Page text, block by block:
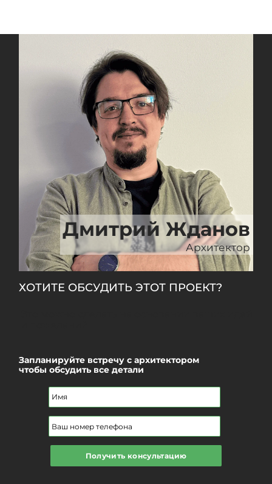
ХОТИТЕ ОБСУДИТЬ ЭТОТ ПРОЕКТ?
Запланируйте встречу с архитектором
чтобы обсудить все детали
Получить консультацию
Дмитрий Жданов
Архитектор